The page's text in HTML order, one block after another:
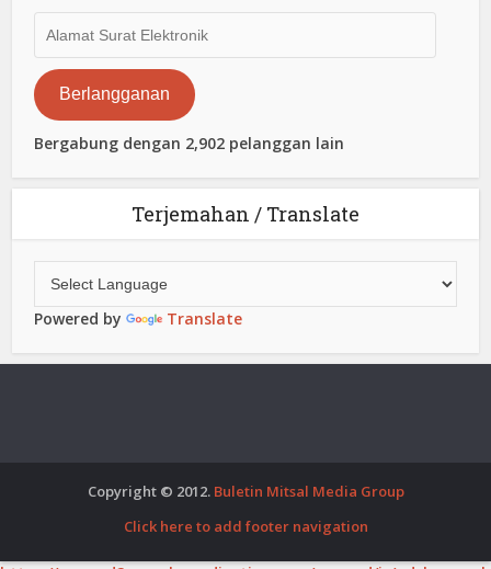
Surat
Elektronik
Berlangganan
Bergabung dengan 2,902 pelanggan lain
Terjemahan / Translate
Powered by Translate
Copyright © 2012. Buletin Mitsal Media Group
Click here to add footer navigation